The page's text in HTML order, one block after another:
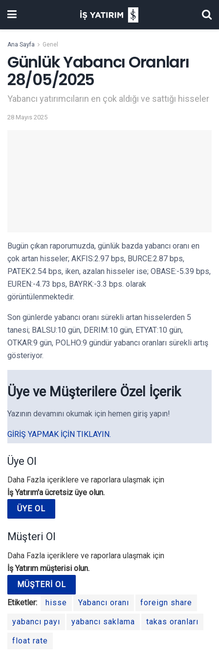
Ana Sayfa Genel
Günlük Yabancı Oranları
28/05/2025
Yabancı yatırımcıların en çok aldığı ve sattığı hisseler
28 Mayıs 2025
Bugün çıkan raporumuzda, günlük bazda yabancı oranı en
çok artan hisseler; AKFIS:2.97 bps, BURCE:2.87 bps,
PATEK:2.54 bps, iken, azalan hisseler ise; OBASE:-5.39 bps,
EUREN:-4.73 bps, BAYRK:-3.3 bps. olarak
görüntülenmektedir.
Son günlerde yabancı oranı sürekli artan hisselerden 5
tanesi; BALSU:10 gün, DERIM:10 gün, ETYAT:10 gün,
OTKAR:9 gün, POLHO:9 gündür yabancı oranları sürekli artış
gösteriyor.
Üye ve Müşterilere Özel İçerik
Yazının devamını okumak için hemen giriş yapın!
GIRIŞ YAPMAK IÇIN TIKLAYIN.
Üye Ol
Daha Fazla içeriklere ve raporlara ulaşmak için
İş Yatırım'a ücretsiz üye olun.
ÜYE OL
Müşteri Ol
Daha Fazla içeriklere ve raporlara ulaşmak için
İş Yatırım müşterisi olun.
MÜŞTERI OL
Etiketler:
hisse Yabancı oranı foreign share
yabancı payı yabancı saklama takas oranları
float rate